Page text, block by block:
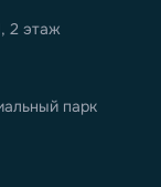
парк
2 этаж